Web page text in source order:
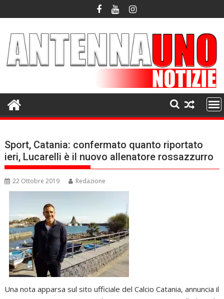
to
Sport, Catania: confermato quanto riportato
ieri, Lucarelli è il nuovo allenatore rossazzurro
22 Ottobre 2019 Redazione
Una nota apparsa sul sito ufficiale del Calcio Catania, annuncia il